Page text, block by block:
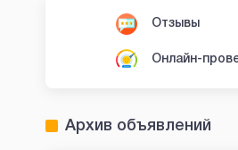
Отзывы
Онлайн-
Архив объявлений